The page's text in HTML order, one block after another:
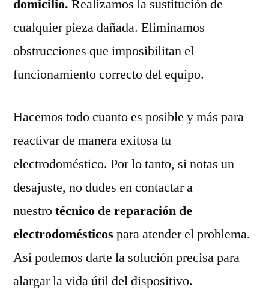
domicilio. Realizamos la sustitución de
cualquier pieza dañada. Eliminamos
obstrucciones que imposibilitan el
funcionamiento correcto del equipo.
Hacemos todo cuanto es posible y más para
reactivar de manera exitosa tu
electrodoméstico. Por lo tanto, si notas un
desajuste, no dudes en contactar a
nuestrotécnico de reparación de
electrodomésticos para atender el problema.
Así podemos darte la solución precisa para
alargar la vida útil del dispositivo.